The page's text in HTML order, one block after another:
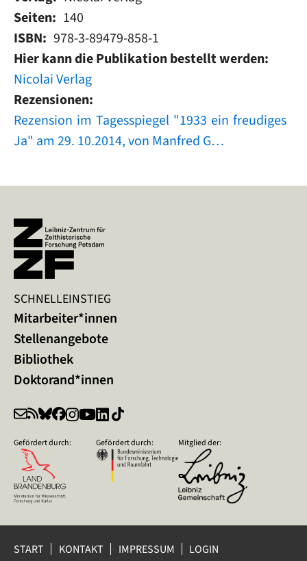
Seiten
140
ISBN
978-3-89479-858-1
Hier kann die Publikation bestellt werden
Nicolai Verlag
Rezensionen
Rezension im Tagesspiegel "1933 ein freudiges
Ja" am 29. 10.2014, von Manfred G…
SCHNELLEINSTIEG
Mitarbeiter*innen
Stellenangebote
Bibliothek
Doktorand*innen
Gefördert durch: Gefördert durch: Mitglied der:
START KONTAKT IMPRESSUM LOGIN